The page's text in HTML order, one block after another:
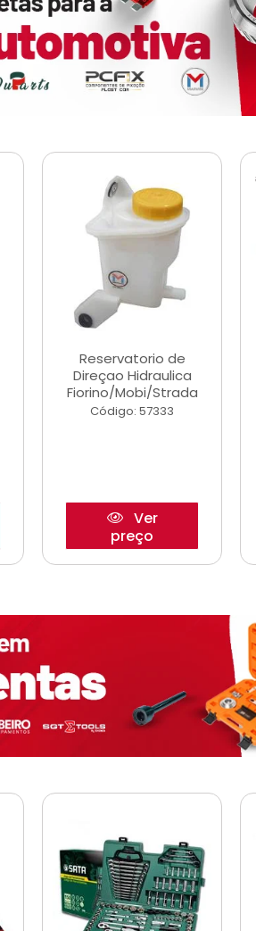
Reservatorio de
Direçao Hidraulica
Fiorino/Mobi/Strada
Código: 57333
Ver
preço